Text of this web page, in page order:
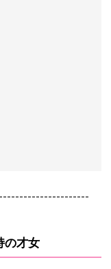
の才女